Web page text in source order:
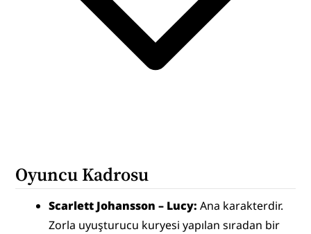
Oyuncu Kadrosu
Scarlett Johansson – Lucy: Ana karakterdir.
Zorla uyuşturucu kuryesi yapılan sıradan bir